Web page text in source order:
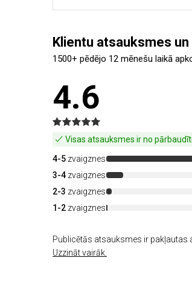
Klientu atsauksmes
1500+ pēdējo 12 mēnešu laikā
4.6
Visas atsauksmes ir no
4-5 zvaigznes
3-4 zvaigznes
2-3 zvaigznes
1-2 zvaigznes
Publicētās atsauksmes ir pakļautas
Uzzināt vairāk.